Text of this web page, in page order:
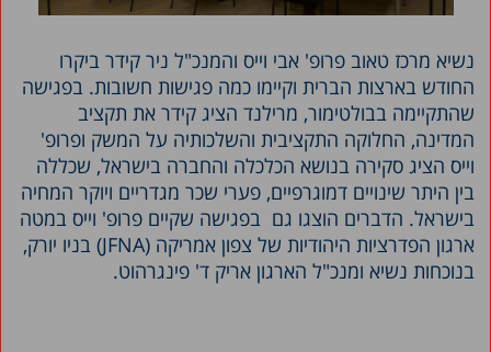
נשיא מרכז טאוב פרופ' אבי וייס והמנכ"ל ניר קידר ביקרו
החודש בארצות הברית וקיימו כמה פגישות חשובות. בפגישה
שהתקיימה בבולטימור, מרילנד הציג קידר את תקציב
המדינה, החלוקה התקציבית והשלכותיה על המשק ופרופ'
וייס הציג סקירה בנושא הכלכלה והחברה בישראל, שכללה
בין היתר שינויים דמוגרפיים, פערי שכר מגדריים ויוקר המחיה
בישראל. הדברים הוצגו גם בפגישה שקיים פרופ' וייס במטה
ארגון הפדרציות היהודיות של צפון אמריקה (JFNA) בניו יורק,
בנוכחות נשיא ומנכ"ל הארגון אריק ד' פינגרהוט.